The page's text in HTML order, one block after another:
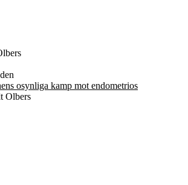
osynliga kamp mot endometrios